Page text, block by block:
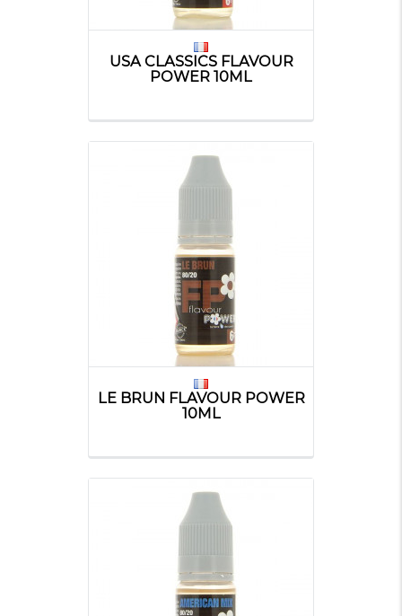
USA CLASSICS FLAVOUR
POWER 10ML
LE BRUN FLAVOUR POWER
10ML